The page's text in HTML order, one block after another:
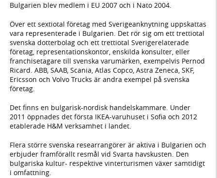
Bulgarien blev medlem i EU 2007 och i Nato 2004.
Över ett sextiotal företag med Sverigeanknytning uppskattas
vara representerade i Bulgarien. Det rör sig om ett trettiotal
svenska dotterbolag och ett trettiotal Sverigerelaterade
företag, representationskontor, enskilda konsulter, eller
franchisetagare till svenska varumärken, exempelvis Pernod
Ricard. ABB, SAAB, Scania, Atlas Copco, Astra Zeneca, SKF,
Ericsson och Volvo Trucks är andra exempel på svenska
företag.
Det finns en bulgarisk-nordisk handelskammare. Under
2011 öppnades det första IKEA-varuhuset i Sofia och 2012
etablerade H&M verksamhet i landet.
Flera större svenska researrangörer är aktiva i Bulgarien och
erbjuder framförallt resmål vid Svarta havskusten. Den
bulgariska kultur- respektive vinterturismen växer samtidigt
i omfattning.